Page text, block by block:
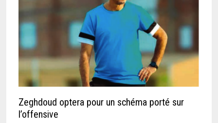
Zeghdoud optera pour un schéma porté sur
l’offensive